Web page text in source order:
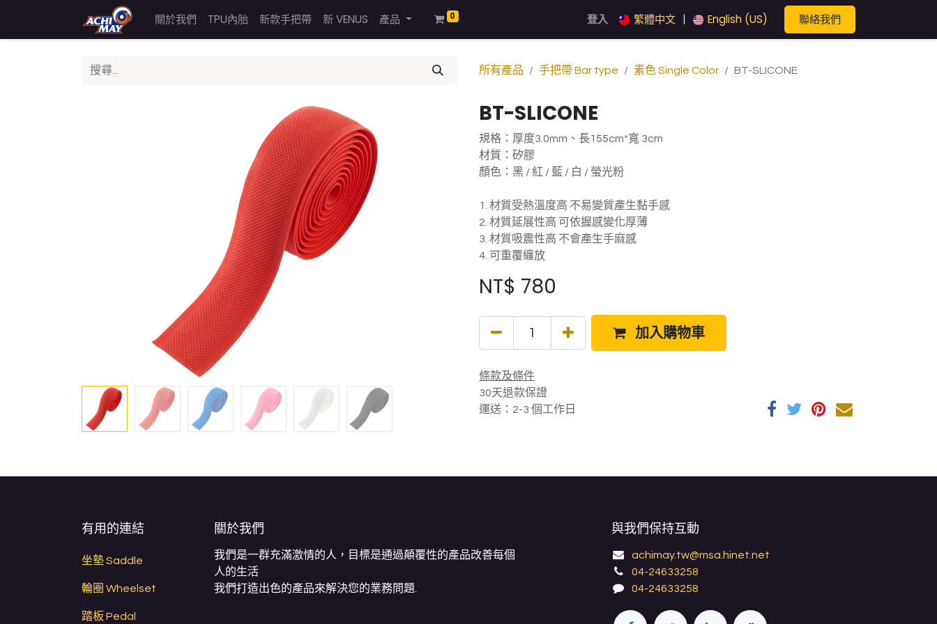
關於我們 TPU內胎 新款手把帶 新 VENUS 產品 0 登入 繁體中文 English (US) 聯絡我們
所有產品 手把帶 Bar type 素色 Single Color BT-SLICONE
BT-SLICONE
規格：厚度3.0mm、長155cm*寬 3cm
材質：矽膠
顏色：黑 / 紅 / 藍 / 白 / 螢光粉
1. 材質受熱溫度高 不易變質產生黏手感
2. 材質延展性高 可依握感變化厚薄
3. 材質吸震性高 不會產生手麻感
4. 可重覆纏放
NT$ 780
加入購物車
條款及條件
30天退款保證
運送：2-3 個工作日
有用的連結
坐墊 Saddle
輪圈 Wheelset
踏板 Pedal
關於我們
我們是一群充滿激情的人，目標是通過顛覆性的產品改善每個
人的生活
我們打造出色的產品來解決您的業務問題.
與我們保持互動
achimay.tw@msa.hinet.net
04-24633258
04-24633258